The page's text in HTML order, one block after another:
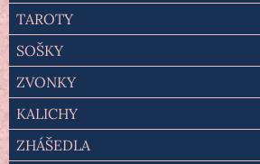
TAROTY
SOŠKY
ZVONKY
KALICHY
ZHÁŠEDLA